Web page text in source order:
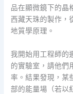
品在顯微鏡下的
西藏天珠的製作，
地質學原理。
我開始用工程師的
的實驗室，請他們
率。結果發現，某
部的能量場（若以